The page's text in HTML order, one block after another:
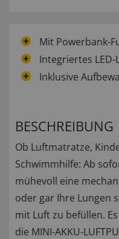
Mit Powerbank-
Integriertes LED-
Inklusive
BESCHREIBUNG
Ob Luftmatratze,
Schwimmhilfe: Ab
mühevoll eine
oder gar Ihre Lungen
mit Luft zu befüllen.
die MINI-AKKU-